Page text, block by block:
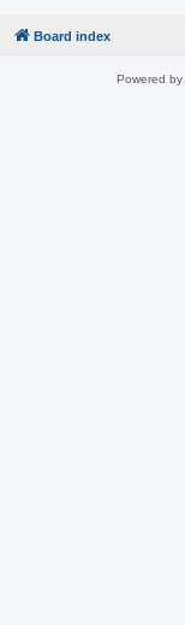
Board index
Powered by